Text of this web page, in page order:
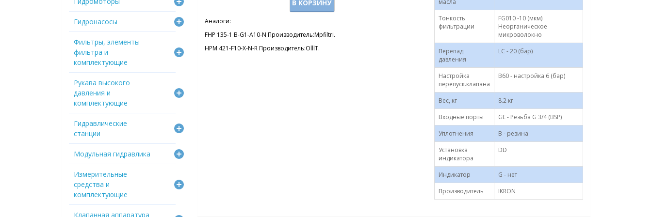
Гидронасосы
Фильтры, элементы
фильтра и
комплектующие
Рукава высокого
давления и
комплектующие
Гидравлические
станции
Модульная гидравлика
Измерительные
средства и
комплектующие
Клапанная аппаратура
В КОРЗИНУ
Аналоги:
FHP 135-1 B-G1-A10-N Производитель:Mpfiltri.
HPM 421-F10-X-N-R Производитель:OlllT.
масла
Тонкость
фильтрации
FG010 -10 (мкм)
Неорганическое
микроволокно
Перепад
давления
LC - 20 (бар)
Настройка
перепуск.клапана
B60 - настройка 6 (бар)
Вес, кг
8.2 кг
Входные порты
GE - Резьба G 3/4 (BSP)
Уплотнения
B - резина
Установка
индикатора
DD
Индикатор
G - нет
Производитель
IKRON